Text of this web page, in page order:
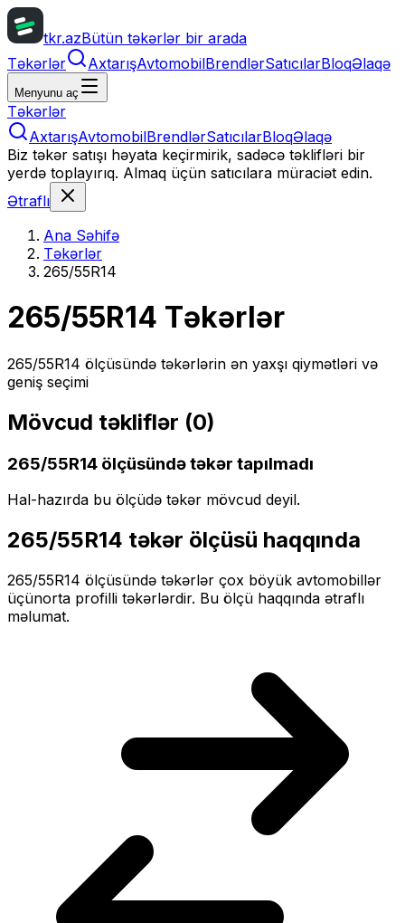
tkr.azBütün təkərlər bir arada
Təkərlər
AxtarışAvtomobilBrendlərSatıcılarBloqƏlaqə
Menyunu aç
Təkərlər
AxtarışAvtomobilBrendlərSatıcılarBloqƏlaqə
Biz təkər satışı həyata keçirmirik, sadəcə təklifləri bir
yerdə toplayırıq. Almaq üçün satıcılara müraciət edin.
Ətraflı
Ana Səhifə
Təkərlər
265/55R14
265/55R14 Təkərlər
265/55R14 ölçüsündə təkərlərin ən yaxşı qiymətləri və
geniş seçimi
Mövcud təkliflər (0)
265/55R14 ölçüsündə təkər tapılmadı
Hal-hazırda bu ölçüdə təkər mövcud deyil.
265/55R14 təkər ölçüsü haqqında
265/55R14 ölçüsündə təkərlər çox böyük avtomobillər
üçünorta profilli təkərlərdir. Bu ölçü haqqında ətraflı
məlumat.